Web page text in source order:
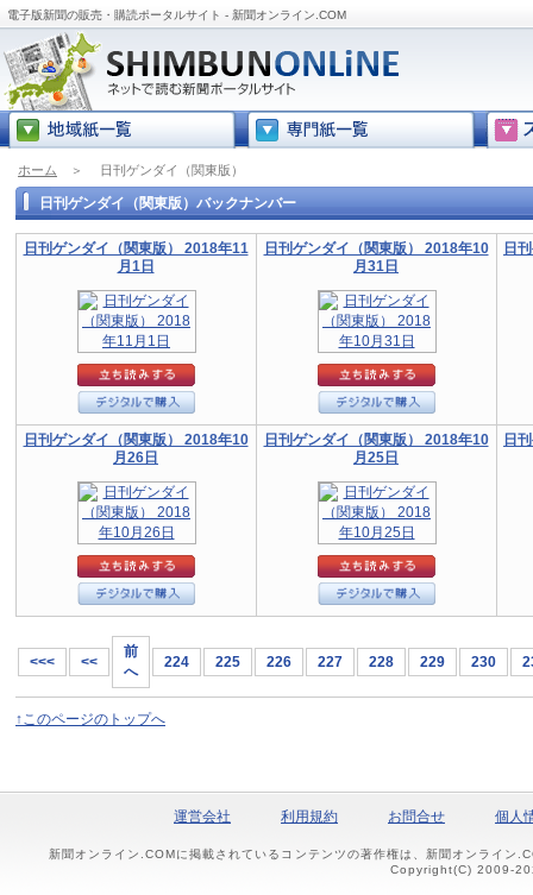
電子版新聞の販売・購読ポータルサイト - 新聞オンライン.COM
ホーム ＞ 日刊ゲンダイ（関東版）
日刊ゲンダイ（関東版）バックナンバー
日刊ゲンダイ（関東版） 2018年11
月1日
日刊ゲンダイ（関東版） 2018年10
月31日
日
日刊ゲンダイ（関東版） 2018年10
月26日
日刊ゲンダイ（関東版） 2018年10
月25日
日
<<< <<
前
へ
224 225 226 227 228 229 230
↑このページのトップへ
運営会社 利用規約 お問合せ 個人
新聞オンライン.COMに掲載されているコンテンツの著作権は、新聞オンライン
Copyright(C) 2009-